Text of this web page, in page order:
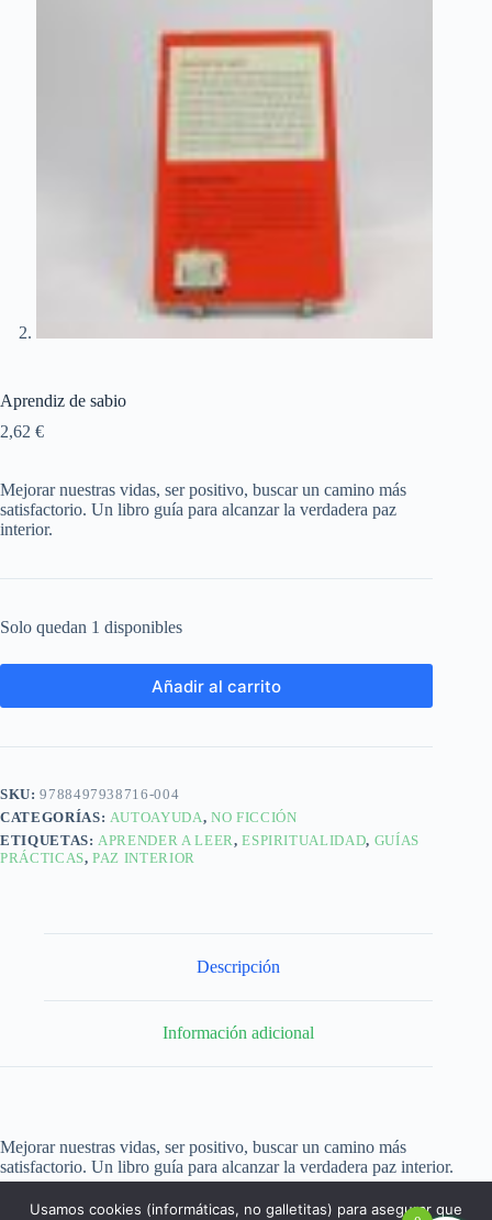
Aprendiz de sabio
2,62 €
Mejorar nuestras vidas, ser positivo, buscar un camino más
satisfactorio. Un libro guía para alcanzar la verdadera paz
interior.
Solo quedan 1 disponibles
Añadir al carrito
SKU:9788497938716-004
CATEGORÍAS: AUTOAYUDA, NO FICCIÓN
ETIQUETAS:APRENDER A LEER,ESPIRITUALIDAD, GUÍAS
PRÁCTICAS,PAZ INTERIOR
Descripción
Información adicional
Mejorar nuestras vidas, ser positivo, buscar un camino más
satisfactorio. Un libro guía para alcanzar la verdadera paz interior.
Usamos cookies (informáticas, no galletitas) para asegurar que